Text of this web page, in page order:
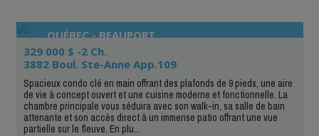
QUÉBEC - BEAUPORT
329 000 $ -2 Ch.
3882 Boul. Ste-Anne App.109
Spacieux condo clé en main offrant des plafonds de 9 pieds, une aire
de vie à concept ouvert et une cuisine moderne et fonctionnelle. La
chambre principale vous séduira avec son walk-in, sa salle de bain
attenante et son accès direct à un immense patio offrant une vue
partielle sur le fleuve. En plu...